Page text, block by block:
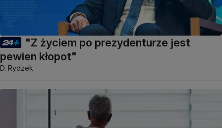
"Z życiem po prezydenturze jest
pewien kłopot"
D. Rydzek